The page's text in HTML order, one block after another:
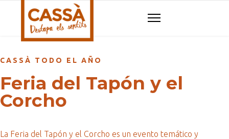
CASSÀ TODO EL AÑO
Feria del Tapón y el
Corcho
La Feria del Tapón y el Corcho es un evento temático y